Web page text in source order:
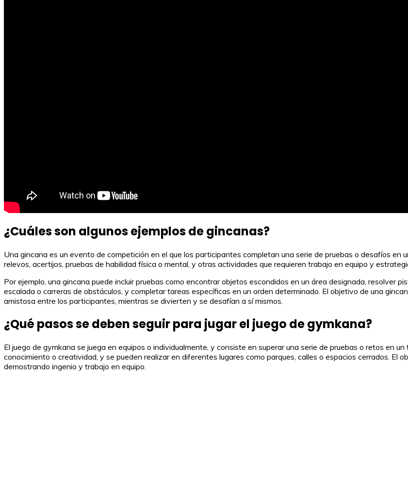
¿Cuáles son algunos ejemplos de gincanas?
Una gincana es un evento de competición en el que los participantes completan una serie de pruebas o desafíos en
relevos, acertijos, pruebas de habilidad física o mental, y otras actividades que requieren trabajo en equipo y
Por ejemplo, una gincana puede incluir pruebas como encontrar objetos escondidos en un área designada, resolver
escalada o carreras de obstáculos, y completar tareas específicas en un orden determinado. El objetivo de una
amistosa entre los participantes, mientras se divierten y se desafían a sí mismos.
¿Qué pasos se deben seguir para jugar el juego de gymkana?
El juego de gymkana se juega en equipos o individualmente, y consiste en superar una serie de pruebas o retos en
conocimiento o creatividad, y se pueden realizar en diferentes lugares como parques, calles o espacios cerrados. El
demostrando ingenio y trabajo en equipo.